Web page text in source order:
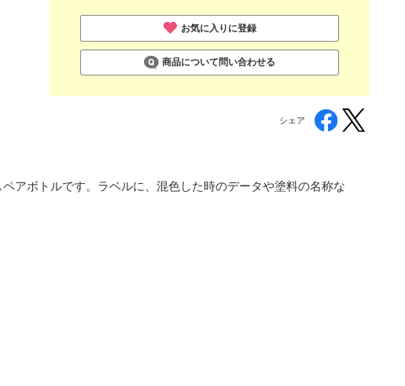
お気に入りに登録
商品について問い合わせる
シェア
アボトルです。ラベルに、混色した時のデータや塗料の名称な